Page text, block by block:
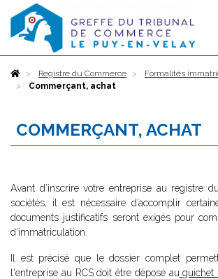
AccueilRegistre du Commerce
Formalités
Commerçant, achat
COMMERÇANT, ACHAT
Avant d’inscrire votre entreprise au registre
sociétés, il est nécessaire d’accomplir
documents justificatifs seront exigés pour
d’immatriculation.
Il est précisé que le dossier complet
l'entreprise au RCS doit être déposé au guichet